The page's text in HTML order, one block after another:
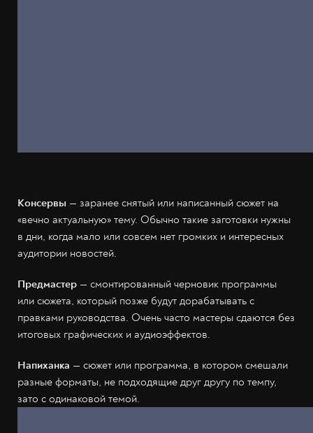
Консервы — заранее снятый или написанный сюжет на
«вечно актуальную» тему. Обычно такие заготовки нужны
в дни, когда мало или совсем нет громких и интересных
аудитории новостей.
Предмастер — смонтированный черновик программы
или сюжета, который позже будут дорабатывать с
правками руководства. Очень часто мастеры сдаются без
итоговых графических и аудиоэффектов.
Напиханка — сюжет или программа, в котором смешали
разные форматы, не подходящие друг другу по темпу,
зато с одинаковой темой.